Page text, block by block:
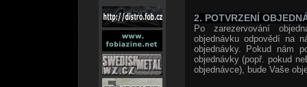
2. POTVRZENÍ
Po zarezervování
objednávku odpovědí na
objednávky. Pokud nám
objednávky (popř. pokud
objednávce), bude Vaše